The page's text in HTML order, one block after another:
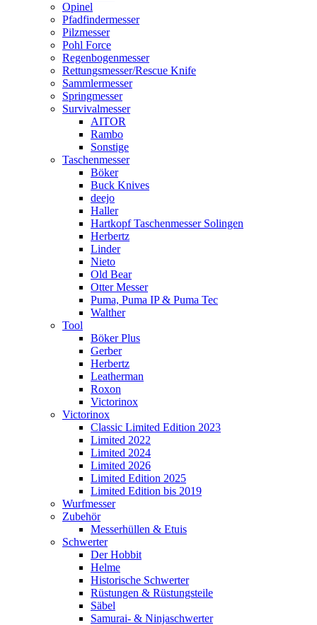
Opinel
Pfadfindermesser
Pilzmesser
Pohl Force
Regenbogenmesser
Rettungsmesser/Rescue Knife
Sammlermesser
Springmesser
Survivalmesser
AITOR
Rambo
Sonstige
Taschenmesser
Böker
Buck Knives
deejo
Haller
Hartkopf Taschenmesser Solingen
Herbertz
Linder
Nieto
Old Bear
Otter Messer
Puma, Puma IP & Puma Tec
Walther
Tool
Böker Plus
Gerber
Herbertz
Leatherman
Roxon
Victorinox
Victorinox
Classic Limited Edition 2023
Limited 2022
Limited 2024
Limited 2026
Limited Edition 2025
Limited Edition bis 2019
Wurfmesser
Zubehör
Messerhüllen & Etuis
Schwerter
Der Hobbit
Helme
Historische Schwerter
Rüstungen & Rüstungsteile
Säbel
Samurai- & Ninjaschwerter